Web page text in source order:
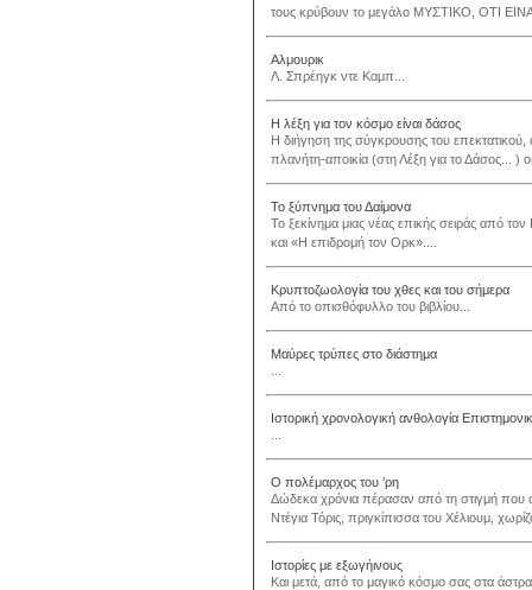
τους κρύβουν το μεγάλο ΜΥΣΤΙΚΟ, ΟΤΙ
Αλμουρικ
Λ. Σπρέηγκ ντε Καμπ...
Η λέξη για τον κόσμο είναι δάσος
Η διήγηση της σύγκρουσης του
πλανήτη-αποικία (στη Λέξη για το Δάσος... )
Το ξύπνημα του Δαίμονα
Το ξεκίνημα μιας νέας επικής σειράς από
και «Η επιδρομή τον Ορκ»....
Κρυπτοζωολογία του χθες και του σήμερα
Από το οπισθόφυλλο του βιβλίου...
Μαύρες τρύπες στο διάστημα
Ιστορική χρονολογική ανθολογία
Ο πολέμαρχος του ’ρη
Δώδεκα χρόνια πέρασαν από τη στιγμή που
Ντέγια Τόρις, πριγκίπισσα του Χέλιουμ,
Ιστορίες με εξωγήινους
Και μετά, από το μαγικό κόσμο σας στα